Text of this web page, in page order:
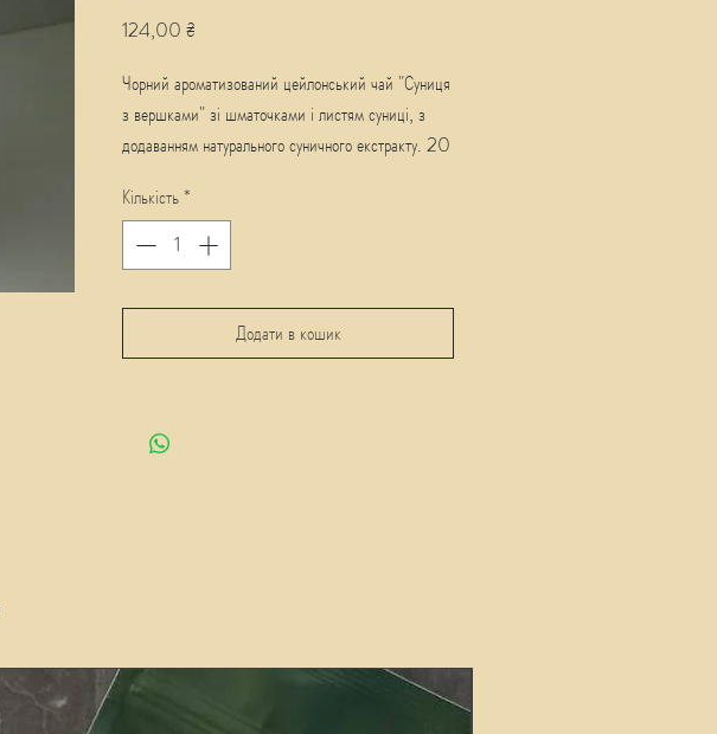
124,00 ₴
Чорний ароматизований цейлонський чай "Суниця
з вершками" зі шматочками і листям суниці, з
додаванням натурального суничного екстракту. 20
Кількість *
Додати в кошик